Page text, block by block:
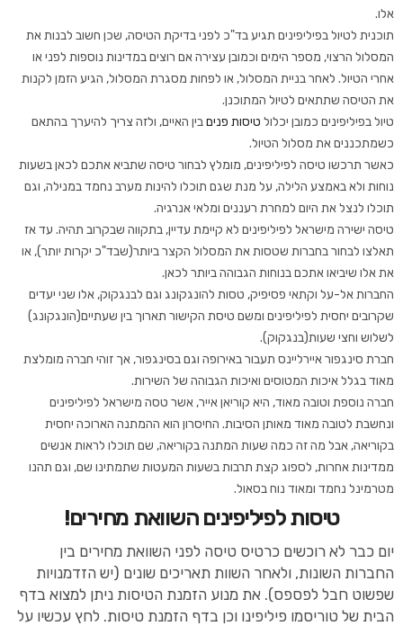
אלו.
תוכנית לטיול בפיליפינים תגיע בד"כ לפני בדיקת הטיסה, שכן חשוב לבנות את
המסלול הרצוי, מספר הימים וכמובן עצירה אם רוצים במדינות נוספות לפני או
אחרי הטיול. לאחר בניית המסלול, או לפחות מסגרת המסלול, הגיע הזמן לקנות
את הטיסה שתתאים לטיול המתוכנן.
טיול בפיליפינים כמובן יכלול טיסות פניםבין האיים, ולזה צריך להיערך בהתאם
כשמתכננים את מסלול הטיול.
כאשר תרכשו טיסה לפיליפינים, מומלץ לבחור טיסה שתביא אתכם לכאן בשעות
נוחות ולא באמצע הלילה, על מנת שגם תוכלו להינות מערב נחמד במנילה, וגם
תוכלו לנצל את היום למחרת רעננים ומלאי אנרגיה.
טיסה ישירה מישראל לפיליפינים לא קיימת עדיין, בתקווה שבקרוב תהיה. עד אז
תאלצו לבחור בחברות שטסות את המסלול הקצר ביותר(שבד"כ יקרות יותר), או
את אלו שיביאו אתכם בנוחות הגבוהה ביותר לכאן.
החברות אל-על וקתאי פסיפיק, טסות להונגקונג וגם לבנגקוק, אלו שני יעדים
שקרובים יחסית לפיליפינים ומשם טיסת הקישור תארוך בין שעתיים(הונגקונג)
לשלוש וחצי שעות(בנגקוק).
חברת סינגפור איירליינס תעבור באירופה וגם בסינגפור, אך זוהי חברה מומלצת
מאוד בגלל איכות המטוסים ואיכות הגבוהה של השירות.
חברה נוספת וטובה מאוד, היא קוריאן אייר, אשר טסה מישראל לפיליפינים
ונחשבת לטובה מאוד מאותן הסיבות. החיסרון הוא ההמתנה הארוכה יחסית
בקוריאה, אבל מה זה כמה שעות המתנה בקוריאה, שם תוכלו לראות אנשים
ממדינות אחרות, לספוג קצת תרבות בשעות המעטות שתמתינו שם, וגם תהנו
מטרמינל נחמד ומאוד נוח בסאול.
טיסות לפיליפינים השוואת מחירים!
יום כבר לא רוכשים כרטיס טיסה לפני השוואת מחירים בין
החברות השונות, ולאחר השוות תאריכים שונים (יש הזדמנויות
שפשוט חבל לפספס). את מנוע הזמנת הטיסות ניתן למצוא בדף
הבית של טוריסמו פיליפינו וכן בדף הזמנת טיסות. לחץ עכשיו על